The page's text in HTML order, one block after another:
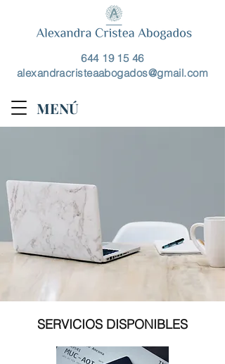
MENÚ
644 19 15 46
alexandracristeaabogados@gmail.com
SERVICIOS DISPONIBLES